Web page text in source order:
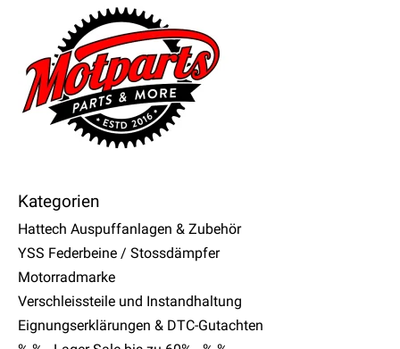
Kategorien
Hattech Auspuffanlagen & Zubehör
YSS Federbeine / Stossdämpfer
Motorradmarke
Verschleissteile und Instandhaltung
Eignungserklärungen & DTC-Gutachten